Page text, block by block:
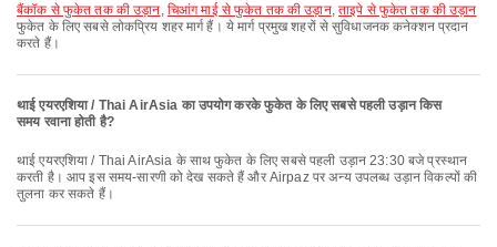
बैंकॉक से फुकेत तक की उड़ान, चिआंग माई से फुकेत तक की उड़ान,ताइपे से फुकेत तक की उड़ान
फुकेत के लिए सबसे लोकप्रिय शहर मार्ग हैं। ये मार्ग प्रमुख शहरों से सुविधाजनक कनेक्शन प्रदान
करते हैं।
थाई एयरएशिया / Thai AirAsia का उपयोग करके फुकेत के लिए सबसे पहली उड़ान किस
समय रवाना होती है?
थाई एयरएशिया / Thai AirAsia के साथ फुकेत के लिए सबसे पहली उड़ान 23:30 बजे प्रस्थान
करती है। आप इस समय-सारणी को देख सकते हैं और Airpaz पर अन्य उपलब्ध उड़ान विकल्पों की
तुलना कर सकते हैं।